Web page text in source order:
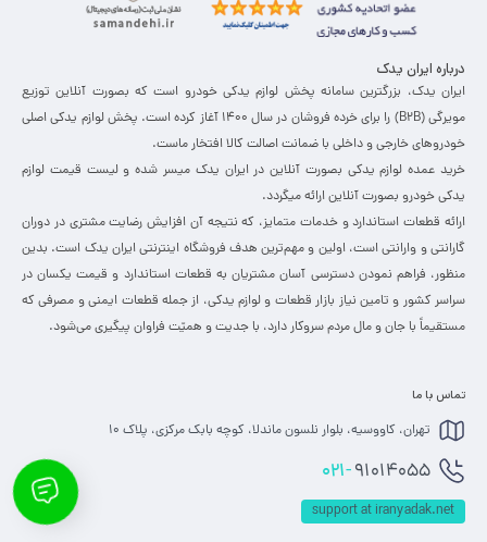
درباره ایران یدک
ایران یدک، بزرگترین سامانه پخش لوازم یدکی خودرو است که بصورت آنلاین توزیع
مویرگی (B2B) را برای خرده فروشان در سال 1400 آغاز کرده است. پخش لوازم یدکی اصلی
خودروهای خارجی و داخلی با ضمانت اصالت کالا افتخار ماست.
خرید عمده لوازم یدکی بصورت آنلاین در ایران یدک میسر شده و لیست قیمت لوازم
یدکی خودرو بصورت آنلاین ارائه میگردد.
ارائه قطعات استاندارد و خدمات متمایز، که نتیجه آن افزایش رضایت مشتری در دوران
گارانتی و وارانتی است، اولین و مهم‌ترین هدف فروشگاه اینترنتی ایران یدک است. بدین
منظور، فراهم نمودن دسترسی آسان مشتریان به قطعات استاندارد و قیمت یکسان در
سراسر کشور و تامین نیاز بازار قطعات و لوازم یدکی، از جمله قطعات ایمنی و مصرفی که
مستقیماً با جان و مال مردم سروکار دارد، با جدیت و همیّت فراوان پی­گیری می‌­شود. ​
تماس با ما
تهران، کاووسیه، بلوار نلسون ماندلا، کوچه بابک مرکزی، پلاک 10
021-91014055
support at iranyadak.net